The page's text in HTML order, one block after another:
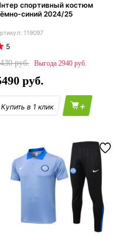
спортивный костюм
синий 2024/25
119097
5
2940
+